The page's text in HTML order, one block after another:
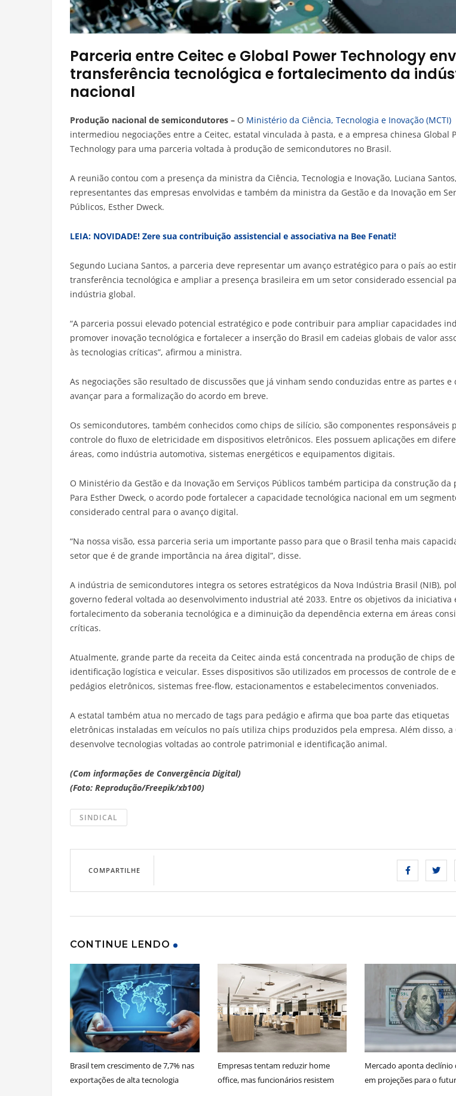
Parceria entre Ceitec e Global Power Technology
transferência tecnológica e fortalecimento da
nacional
Produção nacional de semicondutores – O Ministério da Ciência, Tecnologia e Inovação (MCTI)
intermediou negociações entre a Ceitec, estatal vinculada à pasta, e a empresa chinesa Global
Technology para uma parceria voltada à produção de semicondutores no Brasil.
A reunião contou com a presença da ministra da Ciência, Tecnologia e Inovação, Luciana Santos,
representantes das empresas envolvidas e também da ministra da Gestão e da Inovação em
Públicos, Esther Dweck.
LEIA: NOVIDADE! Zere sua contribuição assistencial e associativa na Bee Fenati!
Segundo Luciana Santos, a parceria deve representar um avanço estratégico para o país ao
transferência tecnológica e ampliar a presença brasileira em um setor considerado essencial
indústria global.
“A parceria possui elevado potencial estratégico e pode contribuir para ampliar capacidades
promover inovação tecnológica e fortalecer a inserção do Brasil em cadeias globais de valor
às tecnologias críticas”, afirmou a ministra.
As negociações são resultado de discussões que já vinham sendo conduzidas entre as partes e
avançar para a formalização do acordo em breve.
Os semicondutores, também conhecidos como chips de silício, são componentes responsáveis
controle do fluxo de eletricidade em dispositivos eletrônicos. Eles possuem aplicações em
áreas, como indústria automotiva, sistemas energéticos e equipamentos digitais.
O Ministério da Gestão e da Inovação em Serviços Públicos também participa da construção da
Para Esther Dweck, o acordo pode fortalecer a capacidade tecnológica nacional em um
considerado central para o avanço digital.
“Na nossa visão, essa parceria seria um importante passo para que o Brasil tenha mais
setor que é de grande importância na área digital”, disse.
A indústria de semicondutores integra os setores estratégicos da Nova Indústria Brasil (NIB),
governo federal voltada ao desenvolvimento industrial até 2033. Entre os objetivos da iniciativa
fortalecimento da soberania tecnológica e a diminuição da dependência externa em áreas
críticas.
Atualmente, grande parte da receita da Ceitec ainda está concentrada na produção de chips de
identificação logística e veicular. Esses dispositivos são utilizados em processos de controle de
pedágios eletrônicos, sistemas free-flow, estacionamentos e estabelecimentos conveniados.
A estatal também atua no mercado de tags para pedágio e afirma que boa parte das etiquetas
eletrônicas instaladas em veículos no país utiliza chips produzidos pela empresa. Além disso, a
desenvolve tecnologias voltadas ao controle patrimonial e identificação animal.
(Com informações de Convergência Digital)
(Foto: Reprodução/Freepik/xb100)
SINDICAL
COMPARTILHE
CONTINUE LENDO
Brasil tem crescimento de 7,7% nas
exportações de alta tecnologia
Empresas tentam reduzir home
office, mas funcionários resistem
Mercado aponta declínio
em projeções para o